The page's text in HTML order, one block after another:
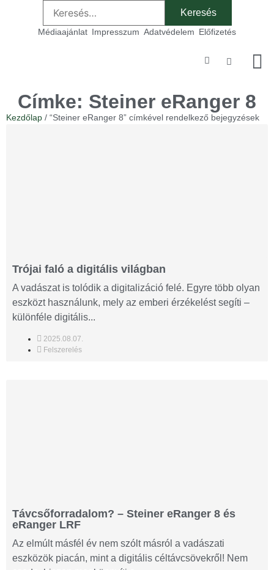
Médiaajánlat Impresszum Adatvédelem Előfizetés
Címke: Steiner eRanger 8
Kezdőlap / “Steiner eRanger 8” címkével rendelkező bejegyzések
Trójai faló a digitális világban
A vadászat is tolódik a digitalizáció felé. Egyre több olyan
eszközt használunk, mely az emberi érzékelést segíti –
különféle digitális...
2025.08.07.
Felszerelés
Távcsőforradalom? – Steiner eRanger 8 és
eRanger LRF
Az elmúlt másfél év nem szólt másról a vadászati
eszközök piacán, mint a digitális céltávcsövekről! Nem